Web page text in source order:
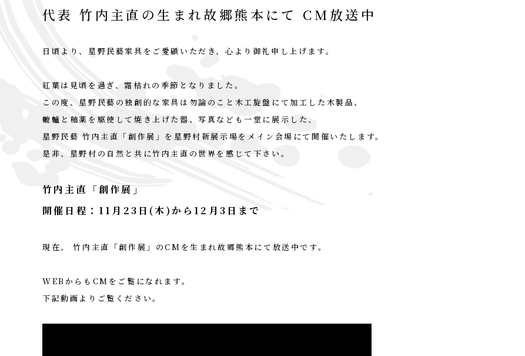
代表 竹内主直の生まれ故郷熊本にて CM放送中
日頃より、星野民藝家具をご愛顧いただき、心より御礼申し上げます。
紅葉は見頃を過ぎ、霜枯れの季節となりました。
この度、星野民藝の独創的な家具は勿論のこと木工旋盤にて加工した木製品、
轆轤と釉薬を駆使して焼き上げた器、写真なども一堂に展示した、
星野民藝 竹内主直「創作展」を星野村新展示場をメイン会場にて開催いたします。
是非、星野村の自然と共に竹内主直の世界を感じて下さい。
竹内主直「創作展」
開催日程：11月23日(木)から12月3日まで
現在、 竹内主直「創作展」のCMを生まれ故郷熊本にて放送中です。
WEBからもCMをご覧になれます。
下記動画よりご覧ください。